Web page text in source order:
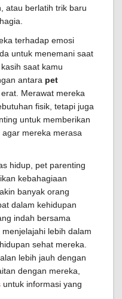
atau berlatih trik baru
terhadap emosi
untuk menemani saat
saat kamu
antara pet
Merawat mereka
fisik, tetapi juga
untuk memberikan
mereka merasa
hidup, pet parenting
kebahagiaan
banyak orang
dalam kehidupan
indah bersama
lebih dalam
sehat mereka.
lebih jauh dengan
dengan mereka,
untuk informasi yang